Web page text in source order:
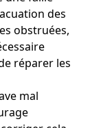
des
obstruées,
réparer les
mal